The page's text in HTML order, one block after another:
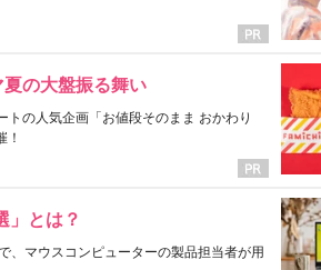
の大盤振る舞い
の人気企画「お値段そのまま おかわり
！
」とは？
、マウスコンピューターの製品担当者が用